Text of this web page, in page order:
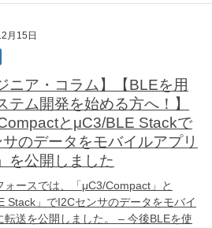
月15日
ニア・コラム】【BLEを用
テム開発を始める方へ！】
CompactとμC3/BLE Stackで
のデータをモバイルアプリ
を公開しました
ースでは、「μC3/Compact」と
Stack」でI2Cセンサのデータをモバイ
転送を公開しました。 – 今後BLEを使